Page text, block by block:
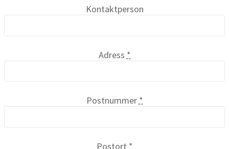
Kontaktperson
Adress *
Postnummer *
Postort *